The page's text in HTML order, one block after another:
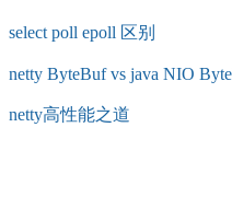
select poll epoll 区别
netty ByteBuf vs java NIO
netty高性能之道